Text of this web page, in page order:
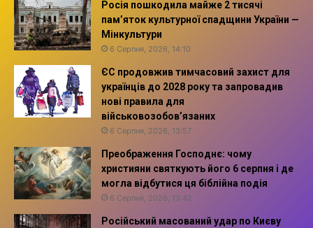
Росія пошкодила майже 2 тисячі
пам’яток культурної спадщини України —
Мінкультури
6 Серпня, 2026, 14:10
ЄС продовжив тимчасовий захист для
українців до 2028 року та запровадив
нові правила для
військовозобов’язаних
6 Серпня, 2026, 13:57
Преображення Господнє: чому
християни святкують його 6 серпня і де
могла відбутися ця біблійна подія
6 Серпня, 2026, 13:42
Російський масований удар по Києву